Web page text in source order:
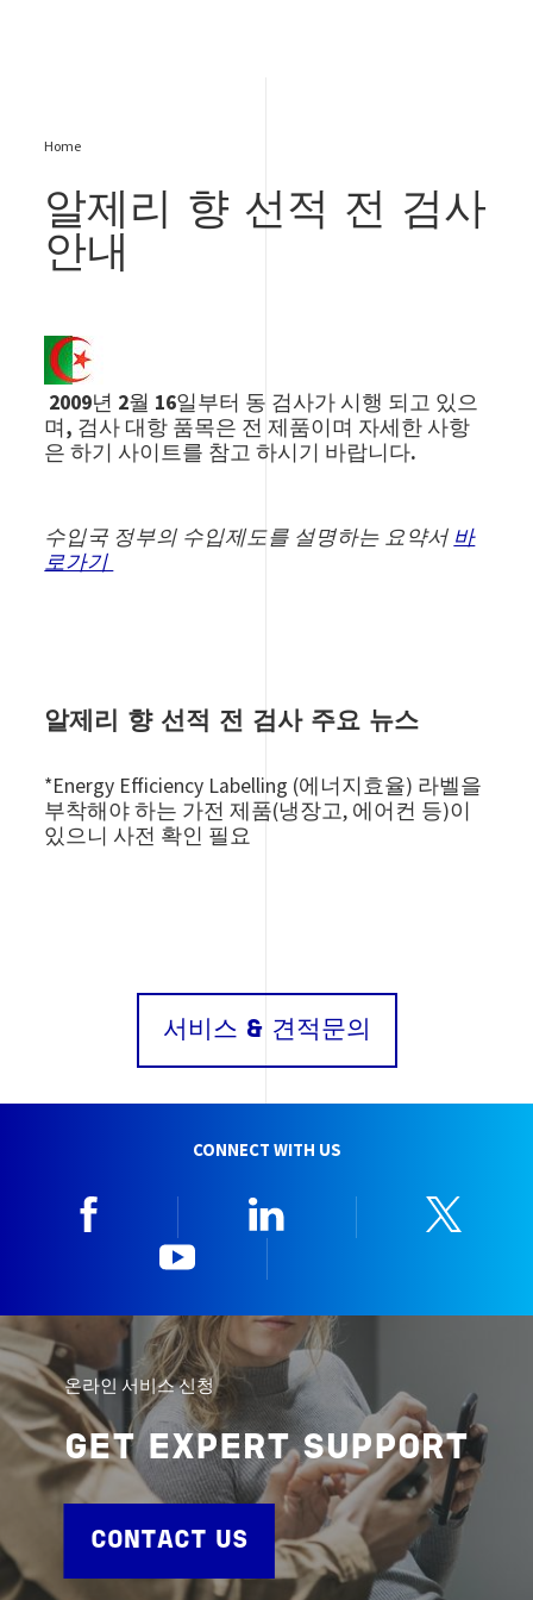
Home
알제리 향 선적 전 검사
안내
Image
2009년 2월 16일부터 동 검사가 시행 되고 있으
며, 검사 대항 품목은 전 제품이며 자세한 사항
은 하기 사이트를 참고 하시기 바랍니다.
수입국 정부의 수입제도를 설명하는 요약서 바
로가기
알제리 향 선적 전 검사 주요 뉴스
*Energy Efficiency Labelling (에너지효율) 라벨을
부착해야 하는 가전 제품(냉장고, 에어컨 등)이
있으니 사전 확인 필요
서비스 & 견적문의
CONNECT WITH US
온라인 서비스 신청
GET EXPERT SUPPORT
CONTACT US